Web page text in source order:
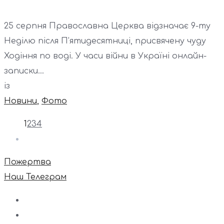
25 серпня Православна Церква відзначає 9-ту
Неділю після П’ятидесятниці, присвячену чуду
Ходіння по воді. У часи війни в Україні онлайн-
записки...
із
Новини, Фото
1234
Пожертва
Наш Телеграм